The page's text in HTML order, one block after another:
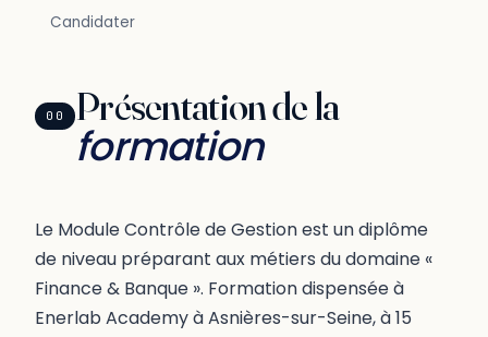
Candidater
00 Présentation de la
formation
Le Module Contrôle de Gestion est un diplôme
de niveau préparant aux métiers du domaine «
Finance & Banque ». Formation dispensée à
Enerlab Academy à Asnières-sur-Seine, à 15